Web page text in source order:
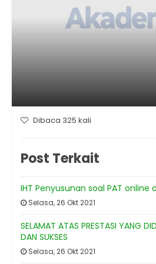
Dibaca 325 kali
Post Terkait
IHT Penyusunan soal PAT
Selasa, 26 Okt 2021
SELAMAT ATAS PRESTASI YANG
DAN SUKSES
Selasa, 26 Okt 2021